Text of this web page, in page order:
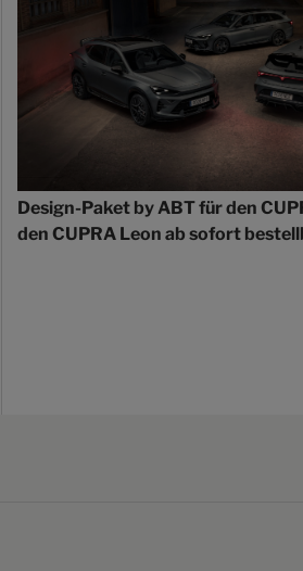
Design-Paket by ABT für den
den CUPRA Leon ab sofort